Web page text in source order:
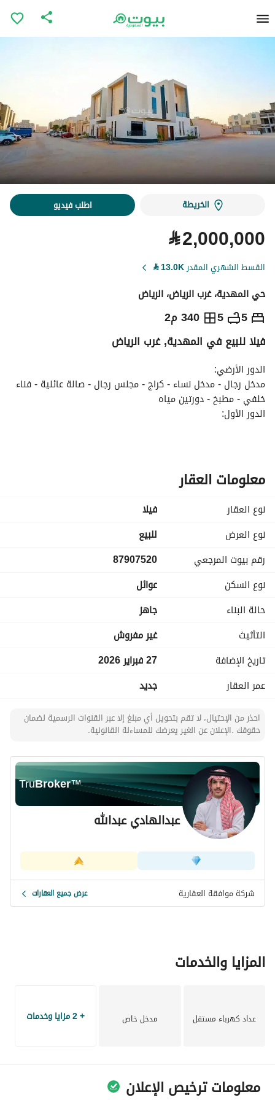
الخريطة اطلب فيديو
⃁2,000,000
القسط الشهري المقدر13.0K
⃁
حي المهدية، غرب الرياض، الرياض
5
5 340 م2 ⃁
2,000,000
التفاصيل معلومات ترخيص الإعلان
فيلا للبيع في المهدية, غرب الرياض
الدور الأرضي:
خلفي - مطبخ - دورتين مياه
الدور الأول:
واسع
مميزات المشروع:
قريب من مجمع تعليمي - قريب من حديقة ومسجد
معلومات العقار
نوع العقار
فیلا
نوع العرض
للبيع
رقم بيوت المرجعي
87907520
نوع السكن
عوائل
حالة البناء
جاهز
التأثيث
غير مفروش
تاريخ الإضافة
27 فبراير 2026
عمر العقار
جديد
احذر من الإحتيال، لا تقم بتحويل أي مبلغ إلا عبر القنوات الرسمية لضمان
حقوقك .الإعلان عن الغير يعرضك للمساءلة القانونية.
TruBroker™
عبدالهادي عبدالله
شركة موافقة العقارية عرض جميع العقارات
المزايا والخدمات
عداد كهرباء مستقل مدخل خاص + 2 مزايا وخدمات
معلومات ترخيص الإعلان